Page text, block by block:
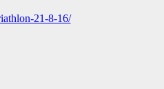
21-8-16/